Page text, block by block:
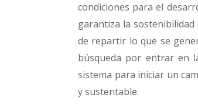
condiciones para el
garantiza la
de repartir lo que se
búsqueda por entrar en
sistema para iniciar un
y sustentable.